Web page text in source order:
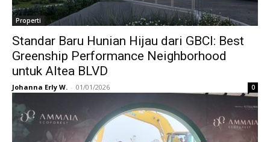
Properti
Standar Baru Hunian Hijau dari GBCI: Best
Greenship Performance Neighborhood
untuk Altea BLVD
Johanna Erly W. - 01/01/2026 0